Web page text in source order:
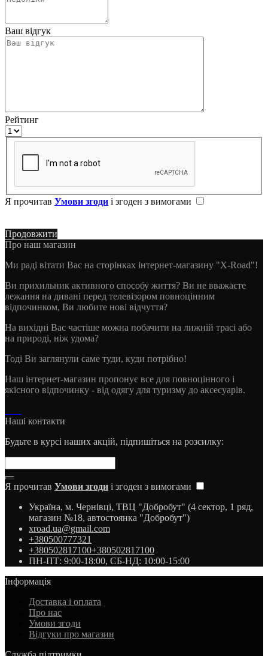
Ваш відгук
Рейтинг
Я прочитав Умови згоди і згоден з вимогами
Продовжити
Про наш магазин
Ми раді вітати Вас на сторінках інтернет-магазину "X-Road"!
Ви прихильник активного способу життя? Ви не вважаєте
лежання на дивані перед телевізором повноцінним
відпочинком, Ви любите нові відчуття?
На вихідні Вас частіше можна побачити на лижній трасі або
на природі, ніж удома?
Тоді Ви заглянули саме туди, куди потрібно!
Наш інтернет-магазин пропонує все для повноцінного і
якісного відпочинку - від одягу для туризму до аксесуарів.
Наші контакти
Будьте в курсі наших акцій, підпишіться на розсилку:
Я прочитав Умови згоди і згоден з вимогами
Україна, м. Чернівці, ТВЦ "Добробут" (4 сектор, 1 ряд,
магазин №18, автостоянка "Добробут")
xroad.ua@gmail.com
+380500777321
+380502817100+380502817100
ПН-ПТ: 9:00-18:00, СБ-НД: 10:00-15:00
Інформація
Доставка і оплата
Про нас
Умови згоди
Відгуки про магазин